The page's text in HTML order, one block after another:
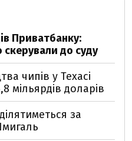
Приватбанку:
до суду
чипів у Техасі
мільярдів доларів
за